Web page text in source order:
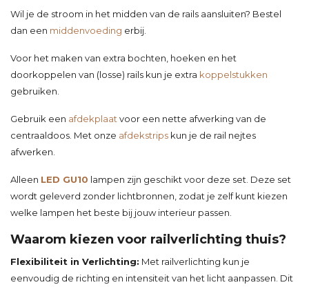
Wil je de stroom in het midden van de rails aansluiten? Bestel
dan een middenvoeding erbij.
Voor het maken van extra bochten, hoeken en het
doorkoppelen van (losse) rails kun je extra koppelstukken
gebruiken.
Gebruik een afdekplaat voor een nette afwerking van de
centraaldoos. Met onze afdekstrips kun je de rail nejtes
afwerken.
Alleen LED GU10 lampen zijn geschikt voor deze set. Deze set
wordt geleverd zonder lichtbronnen, zodat je zelf kunt kiezen
welke lampen het beste bij jouw interieur passen.
Waarom kiezen voor railverlichting thuis?
Flexibiliteit in Verlichting: Met railverlichting kun je
eenvoudig de richting en intensiteit van het licht aanpassen. Dit